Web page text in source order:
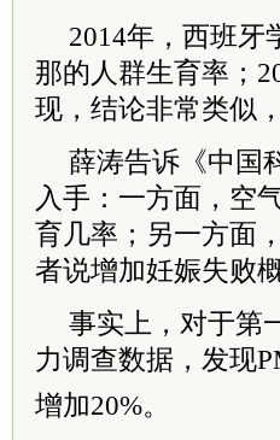
2014年，西班牙
那的人群生育率；
现，结论非常类似
薛涛告诉《中国
入手：一方面，空
育几率；另一方面
者说增加妊娠失败
事实上，对于第
力调查数据，发现
增加20%。